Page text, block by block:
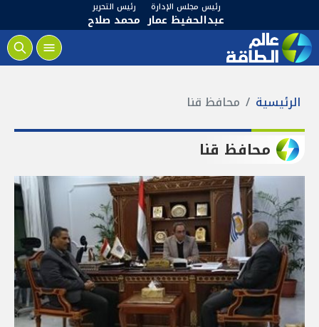
رئيس مجلس الإدارة
عبدالحفيظ عمار
رئيس التحرير
محمد صلاح
الرئيسية محافظ قنا
محافظ قنا